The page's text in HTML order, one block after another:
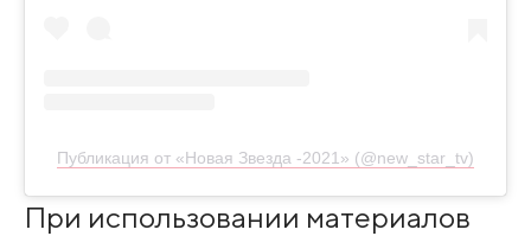
Публикация от «Новая Звезда -2021» (@new_star_tv)
При использовании материалов